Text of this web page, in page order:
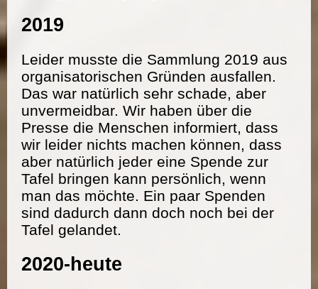
2019
Leider musste die Sammlung 2019 aus
organisatorischen Gründen ausfallen.
Das war natürlich sehr schade, aber
unvermeidbar. Wir haben über die
Presse die Menschen informiert, dass
wir leider nichts machen können, dass
aber natürlich jeder eine Spende zur
Tafel bringen kann persönlich, wenn
man das möchte. Ein paar Spenden
sind dadurch dann doch noch bei der
Tafel gelandet.
2020-heute